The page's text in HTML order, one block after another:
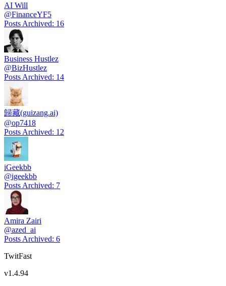
AI Will
@FinanceYF5
Posts Archived: 16
Business Hustlez
@BizHustlez
Posts Archived: 14
歸藏(guizang.ai)
@op7418
Posts Archived: 12
iGeekbb
@igeekbb
Posts Archived: 7
Amira Zairi
@azed_ai
Posts Archived: 6
TwitFast
v1.4.94